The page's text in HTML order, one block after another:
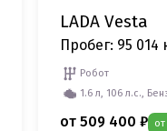
LADA Vesta
Пробег: 95 014
Робот
1.6 л, 106 л.с.,
от 509 400 ₽